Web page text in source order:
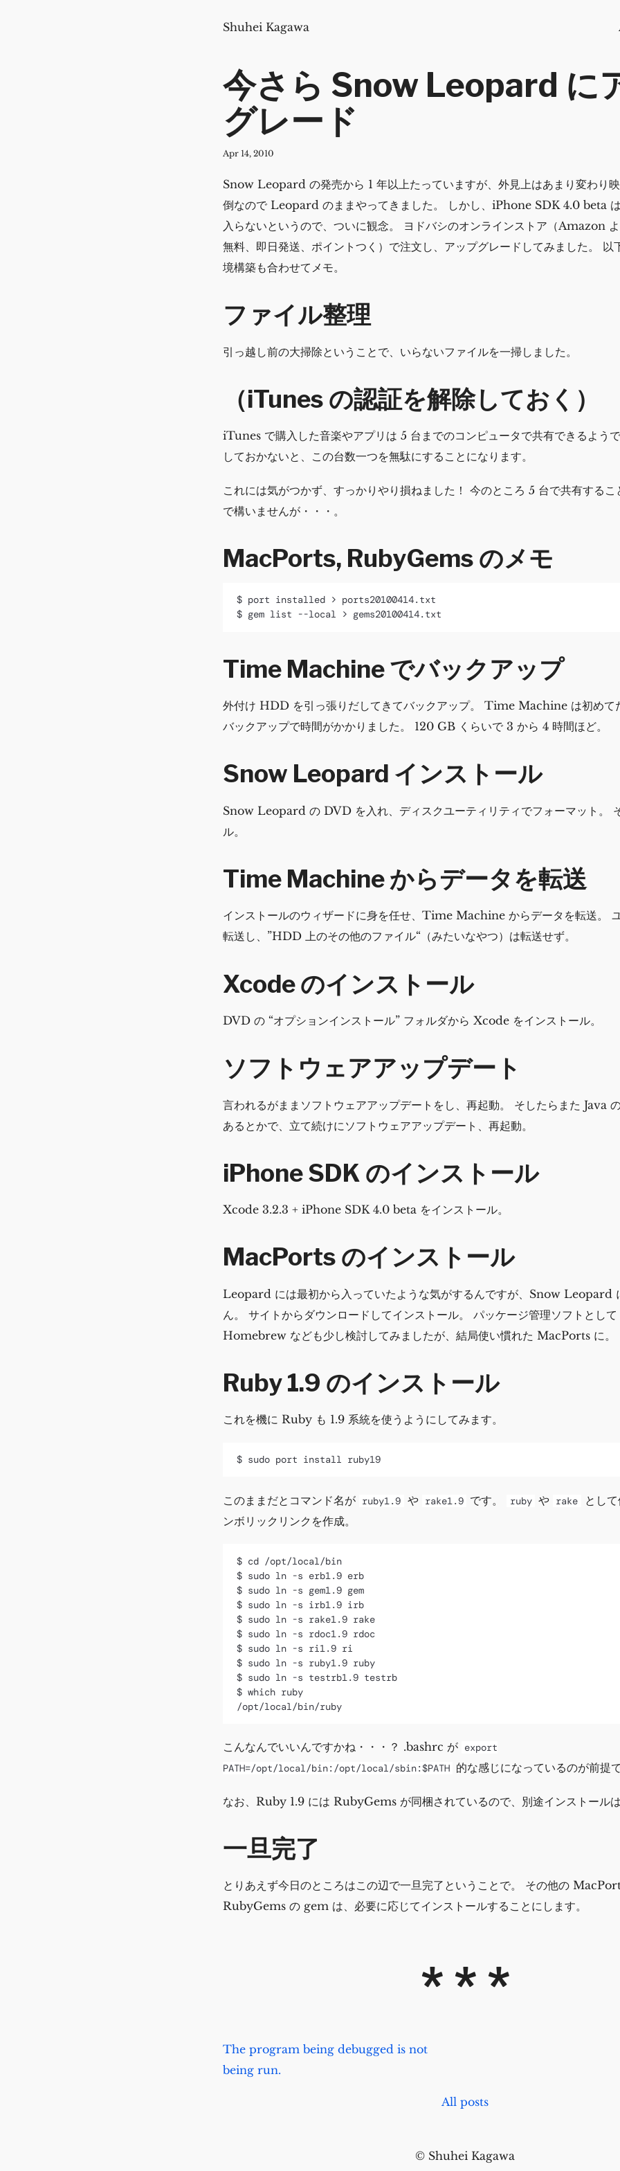
Shuhei Kagawa
今さら Snow Leopard に
グレード
Apr 14, 2010
Snow Leopard の発売から 1 年以上たっていますが、外見上はあまり変わり
倒なので Leopard のままやってきました。 しかし、iPhone SDK 4.0 beta
入らないというので、ついに観念。 ヨドバシのオンラインストア（Amazon
無料、即日発送、ポイントつく）で注文し、アップグレードしてみました。 以
境構築も合わせてメモ。
ファイル整理
引っ越し前の大掃除ということで、いらないファイルを一掃しました。
（iTunes の認証を解除しておく）
iTunes で購入した音楽やアプリは 5 台までのコンピュータで共有できるよう
しておかないと、この台数一つを無駄にすることになります。
これには気がつかず、すっかりやり損ねました！ 今のところ 5 台で共有する
で構いませんが・・・。
MacPorts, RubyGems のメモ
$ port installed > ports20100414.txt
Time Machine でバックアップ
外付け HDD を引っ張りだしてきてバックアップ。 Time Machine は初めて
バックアップで時間がかかりました。 120 GB くらいで 3 から 4 時間ほど。
Snow Leopard インストール
Snow Leopard の DVD を入れ、ディスクユーティリティでフォーマット。
ル。
Time Machine からデータを転送
インストールのウィザードに身を任せ、Time Machine からデータを転送。
転送し、”HDD 上のその他のファイル“（みたいなやつ）は転送せず。
Xcode のインストール
DVD の “オプションインストール” フォルダから Xcode をインストール。
ソフトウェアアップデート
言われるがままソフトウェアアップデートをし、再起動。 そしたらまた Java
あるとかで、立て続けにソフトウェアアップデート、再起動。
iPhone SDK のインストール
Xcode 3.2.3 + iPhone SDK 4.0 beta をインストール。
MacPorts のインストール
Leopard には最初から入っていたような気がするんですが、Snow Leopard
ん。 サイトからダウンロードしてインストール。 パッケージ管理ソフトとし
Homebrew なども少し検討してみましたが、結局使い慣れた MacPorts に。
Ruby 1.9 のインストール
これを機に Ruby も 1.9 系統を使うようにしてみます。
このままだとコマンド名が ruby1.9 や rake1.9 です。 ruby や rake
とし
ンボリックリンクを作成。
$ cd /opt/local/bin
$ sudo ln -s erb1.9 erb
$ sudo ln -s gem1.9 gem
$ sudo ln -s irb1.9 irb
$ sudo ln -s rake1.9 rake
$ sudo ln -s rdoc1.9 rdoc
$ sudo ln -s ri1.9 ri
$ sudo ln -s ruby1.9 ruby
$ sudo ln -s testrb1.9 testrb
$ which ruby
こんなんでいいんですかね・・・？ .bashrc が export
PATH=/opt/local/bin:/opt/local/sbin:$PATH 的な感じになっているのが前提で
なお、Ruby 1.9 には RubyGems が同梱されているので、別途インストールは
一旦完了
とりあえず今日のところはこの辺で一旦完了ということで。 その他の
RubyGems の gem は、必要に応じてインストールすることにします。
The program being debugged is not
being run.
All posts
© Shuhei Kagawa